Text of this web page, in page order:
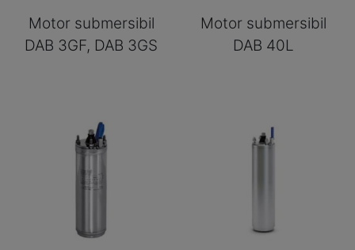
Motor submersibil
DAB 3GF, DAB 3GS
Motor submersibil
DAB 40L